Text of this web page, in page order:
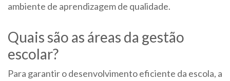
ambiente de aprendizagem de qualidade.
Quais são as áreas da gestão
escolar?
Para garantir o desenvolvimento eficiente da escola, a